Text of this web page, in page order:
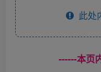
此处
------本页